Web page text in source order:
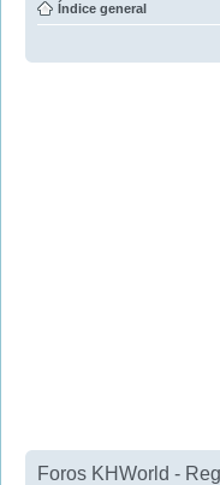
Índice general
Foros KHWorld -